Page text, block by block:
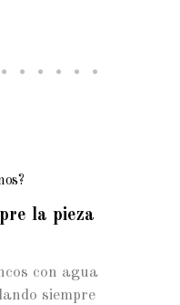
la pieza
con agua
siempre